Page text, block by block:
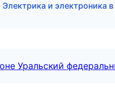
и электроника
Уральский